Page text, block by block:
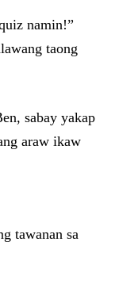
namin!”
taong
sabay yakap
araw ikaw
tawanan sa